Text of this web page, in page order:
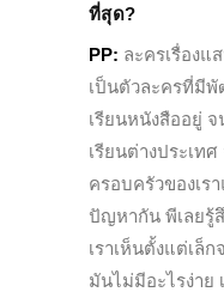
ที่สุด?
PP: ละครเรื่องแ
เป็นตัวละครที่มีพั
เรียนหนังสืออยู่
เรียนต่างประเท
ครอบครัวของเร
ปัญหากัน พีเลยรู้
เราเห็นตั้งแต่เล็
มันไม่มีอะไรง่าย